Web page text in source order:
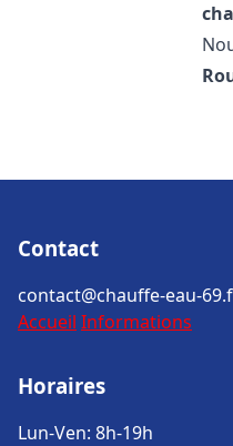
Contact
contact@chauffe-eau-
Accueil Informations
Horaires
Lun-Ven: 8h-19h